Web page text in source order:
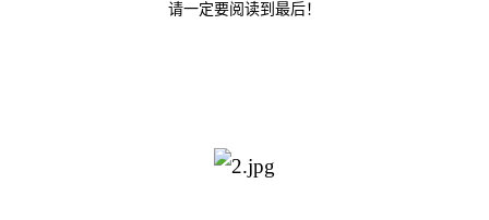
请一定要阅读到最后！